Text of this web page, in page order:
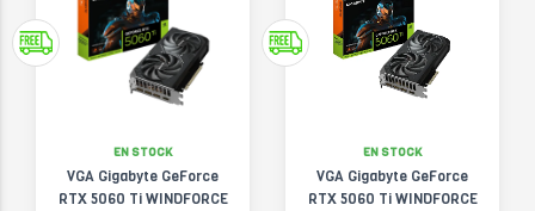
EN STOCK
VGA Gigabyte GeForce
RTX 5060 Ti WINDFORCE
EN STOCK
VGA Gigabyte GeForce
RTX 5060 Ti WINDFORCE